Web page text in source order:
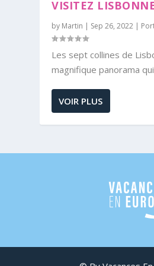
VISITEZ
by Martin | Sep 26, 2022 |
Les sept collines de
magnifique panorama
VOIR PLUS